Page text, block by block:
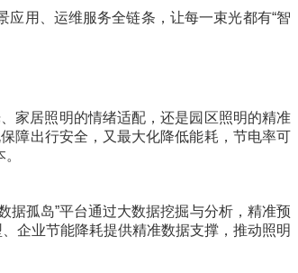
用、运维服务全链条，让每一束光都有“智
家居照明的情绪适配，还是园区照明的精准
障出行安全，又最大化降低能耗，节电率可
孤岛”平台通过大数据挖掘与分析，精准预
企业节能降耗提供精准数据支撑，推动照明